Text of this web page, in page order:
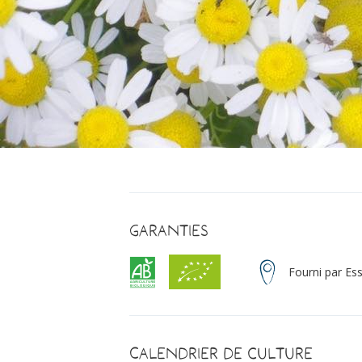
Garanties
Fourni par
Calendrier de culture